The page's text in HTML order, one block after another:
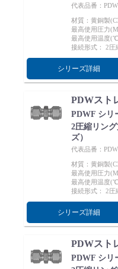
代表品番：
材質：黄銅製
最高使用圧力
最高使用温度
接続形式： 2圧
シリーズ詳細
PDWスト
PDWF シリ
2圧縮リン
ズ）
代表品番：
材質：黄銅製
最高使用圧力
最高使用温度
接続形式： 2圧
シリーズ詳細
PDWスト
PDWF シリ